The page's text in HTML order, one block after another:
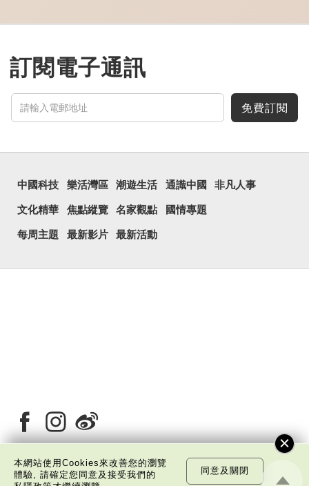
「朤朤乾坤，捨我其
宙等，形容政治清明，天下
太平！
飛。」也是指天清氣明，鳥
兒可高飛。
「朤朤脆脆」就是形容
訂閱電子通訊
免費訂閱
中國科技 樂活灣區 潮遊生活 通識中國 非凡人事
文化精華 焦點縱覽 名家觀點 國情專題
每周主題 最新影片 最新活動
本網站使用Cookies來改善您的瀏覽
體驗, 請確定您同意及接受我們的
同意及關閉